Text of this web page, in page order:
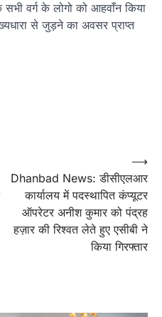
वर्ग के लोगो को आहवाँन किया
से जुड़ने का अवसर प्राप्त
Dhanbad News: डीसीएलआर
कार्यालय में पदस्थापित कंप्यूटर
ऑपरेटर अनीश कुमार को पंद्रह
हज़ार की रिश्वत लेते हुए एसीबी ने
किया गिरफ्तार
⟶